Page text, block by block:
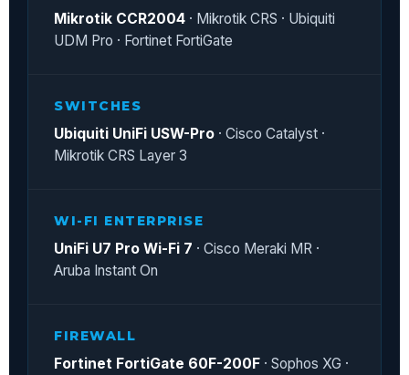
Mikrotik CCR2004 · Mikrotik CRS · Ubiquiti
UDM Pro · Fortinet FortiGate
SWITCHES
Ubiquiti UniFi USW-Pro · Cisco Catalyst ·
Mikrotik CRS Layer 3
WI-FI ENTERPRISE
UniFi U7 Pro Wi-Fi 7 · Cisco Meraki MR ·
Aruba Instant On
FIREWALL
Fortinet FortiGate 60F-200F · Sophos XG ·